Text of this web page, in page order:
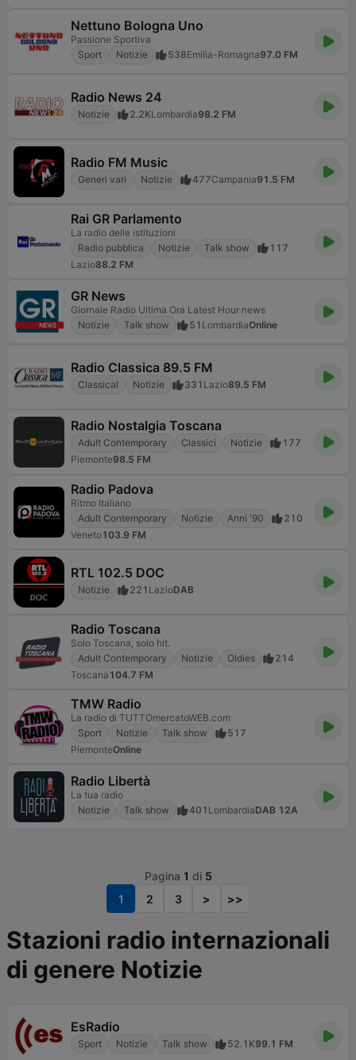
Nettuno Bologna Uno
Passione Sportiva
Sport
Notizie 538Emilia-Romagna97.0 FM
Radio News 24
Notizie 2.2KLombardia98.2 FM
Radio FM Music
Generi vari Notizie 477Campania91.5 FM
Rai GR Parlamento
La radio delle istituzioni
Radio pubblica
Notizie Talk show
117
Lazio88.2 FM
GR News
Giornale Radio Ultima Ora Latest Hour news
Notizie
Talk show 51 LombardiaOnline
Radio Classica 89.5 FM
Classical Notizie 331 Lazio89.5 FM
Radio Nostalgia Toscana
Adult Contemporary Classici Notizie
177
Piemonte98.5 FM
Radio Padova
Ritmo Italiano
Adult Contemporary
Notizie Anni '90
210
Veneto103.9 FM
RTL 102.5 DOC
Notizie 221 LazioDAB
Radio Toscana
Solo Toscana, solo hit.
Adult Contemporary
Notizie Oldies
214
Toscana 104.7 FM
TMW Radio
La radio di TUTTOmercatoWEB.com
Sport
Notizie Talk show
517
PiemonteOnline
Radio Libertà
La tua radio
Notizie
Talk show 401 LombardiaDAB 12A
Pagina 1 di 5
1
2 3 > >>
Stazioni radio internazionali
di genere Notizie
EsRadio
Sport Notizie Talk show 52.1K99.1 FM